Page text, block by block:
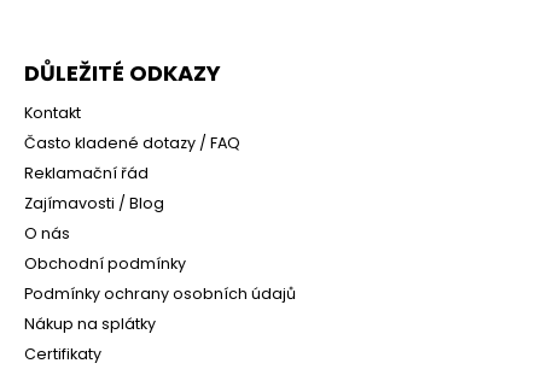
DŮLEŽITÉ ODKAZY
Kontakt
Často kladené dotazy / FAQ
Reklamační řád
Zajímavosti / Blog
O nás
Obchodní podmínky
Podmínky ochrany osobních údajů
Nákup na splátky
Certifikaty